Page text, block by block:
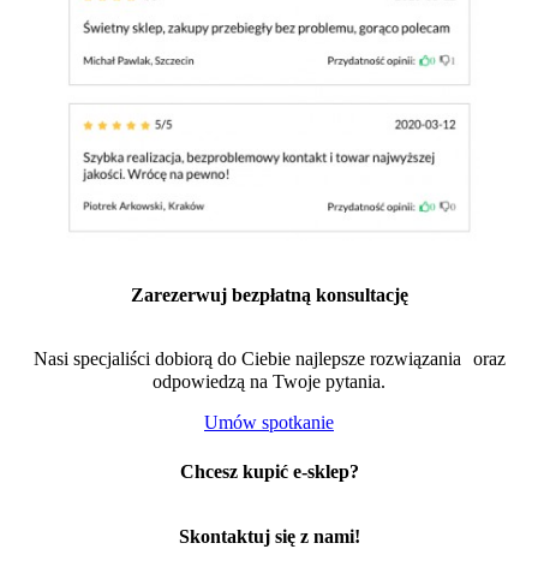
Zarezerwuj bezpłatną konsultację
Nasi specjaliści dobiorą do Ciebie najlepsze rozwiązania oraz
odpowiedzą na Twoje pytania.
Umów spotkanie
Chcesz kupić e-sklep?
Skontaktuj się z nami!